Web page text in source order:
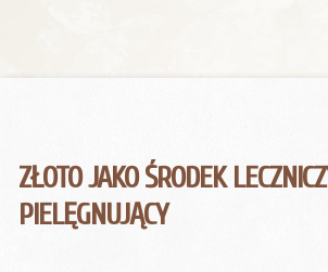
ZŁOTO JAKO ŚRODEK
PIELĘGNUJĄCY